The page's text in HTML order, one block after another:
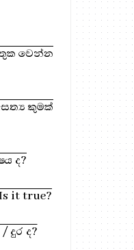
වෙන්න
කුමක්
ද?
it true?
දුර ද?